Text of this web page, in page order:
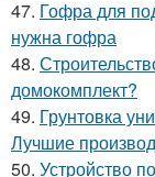
47. Гофра для
нужна гофра
48.
домокомплект?
49. Грунтовка
Лучшие
50. Устройство